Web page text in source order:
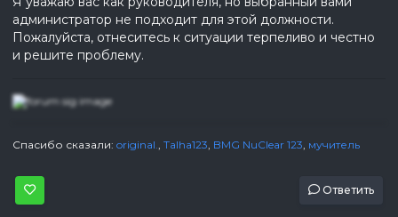
администратор не подходит для этой должности.
Пожалуйста, отнеситесь к ситуации терпеливо и честно
и решите проблему.
Спасибо сказали: original. Talha123 BMG NuClear 123 мучитель
Ответить